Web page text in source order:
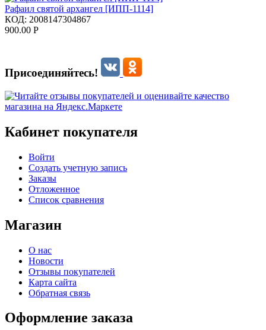
Рафаил святой архангел [ИПП-1114]
КОД: 2008147304867
900.00 Р
Присоединяйтесь!
Кабинет покупателя
Войти
Создать учетную запись
Заказы
Отложенное
Список сравнения
Магазин
О нас
Новости
Отзывы покупателей
Карта сайта
Обратная связь
Оформление заказа